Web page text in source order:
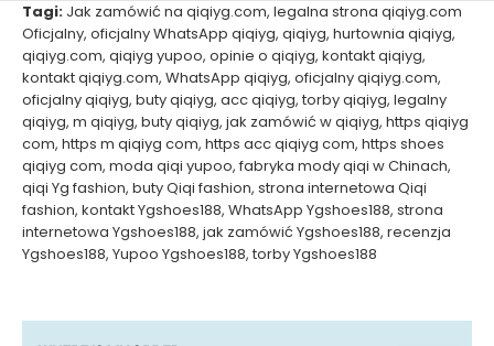
Tagi: Jak zamówić na qiqiyg.com, legalna strona qiqiyg.com
Oficjalny, oficjalny WhatsApp qiqiyg, qiqiyg, hurtownia qiqiyg,
qiqiyg.com, qiqiyg yupoo, opinie o qiqiyg, kontakt qiqiyg,
kontakt qiqiyg.com, WhatsApp qiqiyg, oficjalny qiqiyg.com,
oficjalny qiqiyg, buty qiqiyg, acc qiqiyg, torby qiqiyg, legalny
qiqiyg, m qiqiyg, buty qiqiyg, jak zamówić w qiqiyg, https qiqiyg
com, https m qiqiyg com, https acc qiqiyg com, https shoes
qiqiyg com, moda qiqi yupoo, fabryka mody qiqi w Chinach,
qiqi Yg fashion, buty Qiqi fashion, strona internetowa Qiqi
fashion, kontakt Ygshoes188, WhatsApp Ygshoes188, strona
internetowa Ygshoes188, jak zamówić Ygshoes188, recenzja
Ygshoes188, Yupoo Ygshoes188, torby Ygshoes188